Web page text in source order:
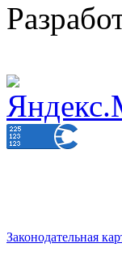
Законодательная